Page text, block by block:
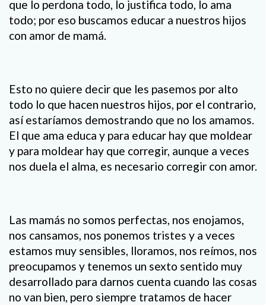
que lo perdona todo, lo justifica todo, lo ama
todo; por eso buscamos educar a nuestros hijos
con amor de mamá.
Esto no quiere decir que les pasemos por alto
todo lo que hacen nuestros hijos, por el contrario,
así estaríamos demostrando que no los amamos.
El que ama educa y para educar hay que moldear
y para moldear hay que corregir, aunque a veces
nos duela el alma, es necesario corregir con amor.
Las mamás no somos perfectas, nos enojamos,
nos cansamos, nos ponemos tristes y a veces
estamos muy sensibles, lloramos, nos reímos, nos
preocupamos y tenemos un sexto sentido muy
desarrollado para darnos cuenta cuando las cosas
no van bien, pero siempre tratamos de hacer